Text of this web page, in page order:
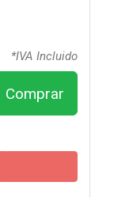
*IVA Incluido
Comprar